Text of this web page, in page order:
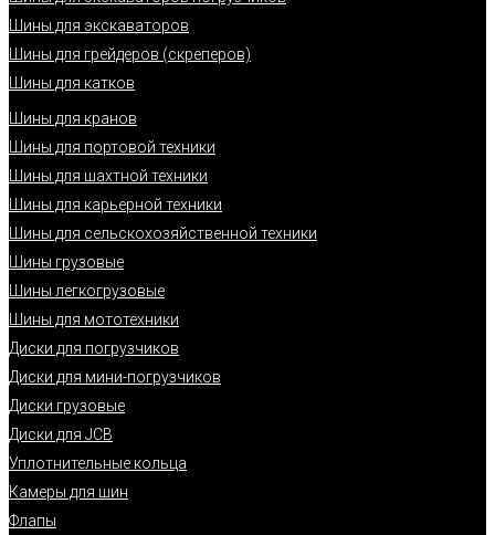
Шины для экскаваторов
Шины для грейдеров (скреперов)
Шины для катков
Шины для кранов
Шины для портовой техники
Шины для шахтной техники
Шины для карьерной техники
Шины для сельскохозяйственной техники
Шины грузовые
Шины легкогрузовые
Шины для мототехники
Диски для погрузчиков
Диски для мини-погрузчиков
Диски грузовые
Диски для JCB
Уплотнительные кольца
Камеры для шин
Флапы